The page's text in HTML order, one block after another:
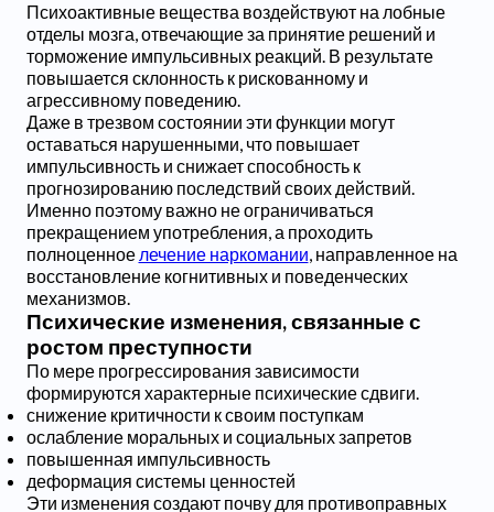
Психоактивные вещества воздействуют на лобные
отделы мозга, отвечающие за принятие решений и
торможение импульсивных реакций. В результате
повышается склонность к рискованному и
агрессивному поведению.
Даже в трезвом состоянии эти функции могут
оставаться нарушенными, что повышает
импульсивность и снижает способность к
прогнозированию последствий своих действий.
Именно поэтому важно не ограничиваться
прекращением употребления, а проходить
полноценное лечение наркомании, направленное на
восстановление когнитивных и поведенческих
механизмов.
Психические изменения, связанные с
ростом преступности
По мере прогрессирования зависимости
формируются характерные психические сдвиги.
снижение критичности к своим поступкам
ослабление моральных и социальных запретов
повышенная импульсивность
деформация системы ценностей
Эти изменения создают почву для противоправных